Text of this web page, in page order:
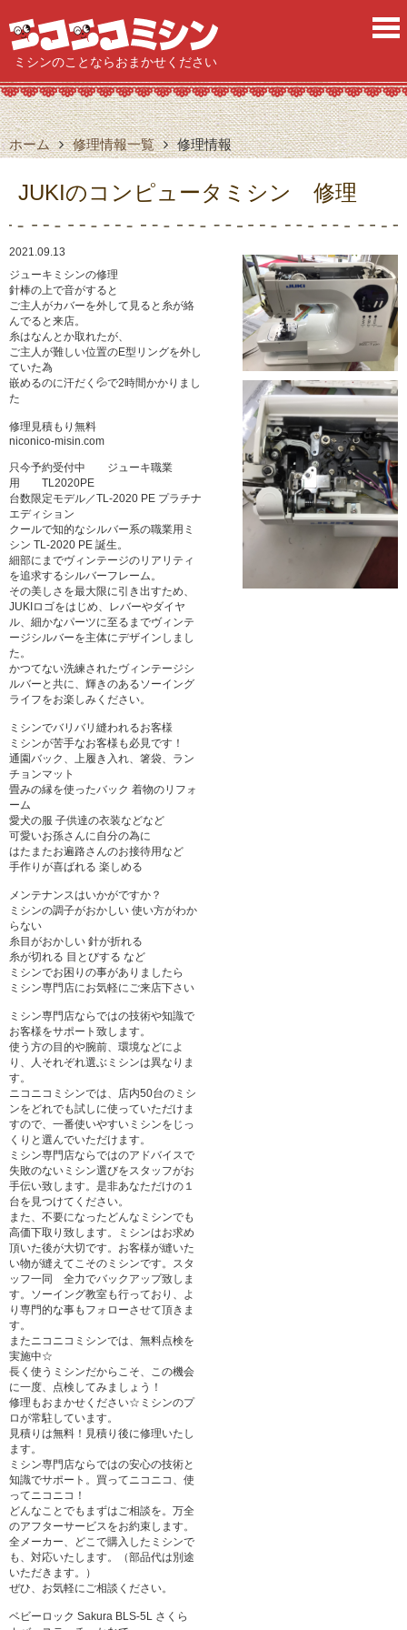
ニ
ミシンのことならおまかせください
ホーム 修理情報一覧 修理情報
JUKIのコンピュータミシン 修理
2021.09.13
ジューキミシンの修理
針棒の上で音がすると
ご主人がカバーを外して見ると糸が絡
んでると来店。
糸はなんとか取れたが、
ご主人が難しい位置のE型リングを外し
ていた為
嵌めるのに汗だく💦で2時間かかりまし
た
修理見積もり無料
niconico-misin.com
只今予約受付中 ジューキ職業
用 TL2020PE
台数限定モデル／TL-2020 PE プラチナ
エディション
クールで知的なシルバー系の職業用ミ
シン TL-2020 PE 誕生。
細部にまでヴィンテージのリアリティ
を追求するシルバーフレーム。
その美しさを最大限に引き出すため、
JUKIロゴをはじめ、レバーやダイヤ
ル、細かなパーツに至るまでヴィンテ
ージシルバーを主体にデザインしまし
た。
かつてない洗練されたヴィンテージシ
ルバーと共に、輝きのあるソーイング
ライフをお楽しみください。
ミシンでバリバリ縫われるお客様
ミシンが苦手なお客様も必見です！
通園バック、上履き入れ、箸袋、ラン
チョンマット
畳みの縁を使ったバック 着物のリフォ
ーム
愛犬の服 子供達の衣装などなど
可愛いお孫さんに自分の為に
はたまたお遍路さんのお接待用など
手作りが喜ばれる 楽しめる
メンテナンスはいかがですか？
ミシンの調子がおかしい 使い方がわか
らない
糸目がおかしい 針が折れる
糸が切れる 目とびする など
ミシンでお困りの事がありましたら
ミシン専門店にお気軽にご来店下さい
ミシン専門店ならではの技術や知識で
お客様をサポート致します。
使う方の目的や腕前、環境などによ
り、人それぞれ選ぶミシンは異なりま
す。
ニコニコミシンでは、店内50台のミシ
ンをどれでも試しに使っていただけま
すので、一番使いやすいミシンをじっ
くりと選んでいただけます。
ミシン専門店ならではのアドバイスで
失敗のないミシン選びをスタッフがお
手伝い致します。是非あなただけの１
台を見つけてください。
また、不要になったどんなミシンでも
高価下取り致します。ミシンはお求め
頂いた後が大切です。お客様が縫いた
い物が縫えてこそのミシンです。スタ
ッフ一同 全力でバックアップ致しま
す。ソーイング教室も行っており、よ
り専門的な事もフォローさせて頂きま
す。
またニコニコミシンでは、無料点検を
実施中☆
長く使うミシンだからこそ、この機会
に一度、点検してみましょう！
修理もおまかせください☆ミシンのプ
ロが常駐しています。
見積りは無料！見積り後に修理いたし
ます。
ミシン専門店ならではの安心の技術と
知識でサポート。買ってニコニコ、使
ってニコニコ！
どんなことでもまずはご相談を。万全
のアフターサービスをお約束します。
全メーカー、どこで購入したミシンで
も、対応いたします。（部品代は別途
いただきます。）
ぜひ、お気軽にご相談ください。
ベビーロック Sakura BLS-5L さくら